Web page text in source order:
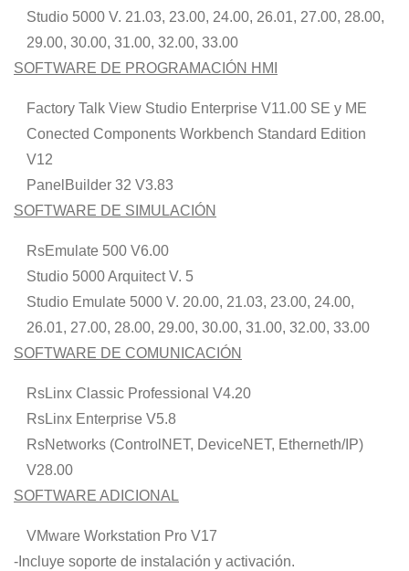
Studio 5000 V. 21.03, 23.00, 24.00, 26.01, 27.00, 28.00,
29.00, 30.00, 31.00, 32.00, 33.00
SOFTWARE DE PROGRAMACIÓN HMI
Factory Talk View Studio Enterprise V11.00 SE y ME
Conected Components Workbench Standard Edition
V12
PanelBuilder 32 V3.83
SOFTWARE DE SIMULACIÓN
RsEmulate 500 V6.00
Studio 5000 Arquitect V. 5
Studio Emulate 5000 V. 20.00, 21.03, 23.00, 24.00,
26.01, 27.00, 28.00, 29.00, 30.00, 31.00, 32.00, 33.00
SOFTWARE DE COMUNICACIÓN
RsLinx Classic Professional V4.20
RsLinx Enterprise V5.8
RsNetworks (ControlNET, DeviceNET, Etherneth/IP)
V28.00
SOFTWARE ADICIONAL
VMware Workstation Pro V17
-Incluye soporte de instalación y activación.